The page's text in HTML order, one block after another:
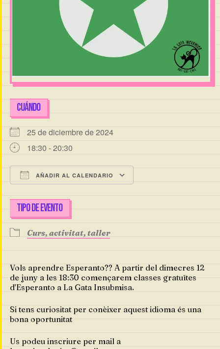
CUÁNDO
25 de diciembre de 2024
18:30 - 20:30
AÑADIR AL CALENDARIO
TIPO DE EVENTO
Curs, activitat, taller
Vols aprendre Esperanto?? A partir del dimecres 12
de juny a les 18:30 començarem classes gratuïtes
d’Esperanto a La Gata Insubmisa.
Si tens curiositat per conèixer aquest idioma és una
bona oportunitat
Us podeu inscriure per mail a